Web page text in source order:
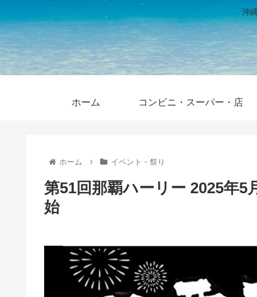
沖
ホーム コンビニ・スーパー・店
ホーム イベント・祭り
第51回那覇ハーリー 2025年5
始